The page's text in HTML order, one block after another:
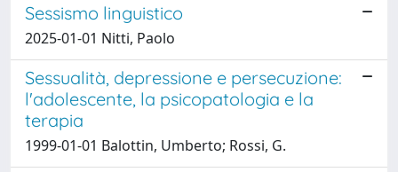
Sessismo linguistico
2025-01-01 Nitti, Paolo
Sessualità, depressione e persecuzione:
l'adolescente, la psicopatologia e la
terapia
1999-01-01 Balottin, Umberto; Rossi, G.